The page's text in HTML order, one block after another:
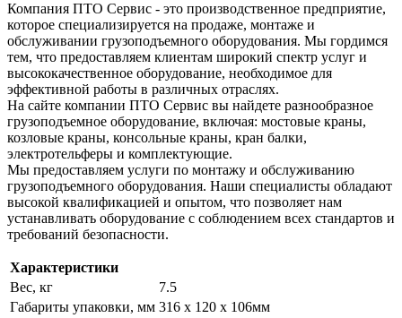
Компания ПТО Сервис - это производственное предприятие,
которое специализируется на продаже, монтаже и
обслуживании грузоподъемного оборудования. Мы гордимся
тем, что предоставляем клиентам широкий спектр услуг и
высококачественное оборудование, необходимое для
эффективной работы в различных отраслях.
На сайте компании ПТО Сервис вы найдете разнообразное
грузоподъемное оборудование, включая: мостовые краны,
козловые краны, консольные краны, кран балки,
электротельферы и комплектующие.
Мы предоставляем услуги по монтажу и обслуживанию
грузоподъемного оборудования. Наши специалисты обладают
высокой квалификацией и опытом, что позволяет нам
устанавливать оборудование с соблюдением всех стандартов и
требований безопасности.
Характеристики
Вес, кг
7.5
Габариты упаковки, мм 316 x 120 x 106мм